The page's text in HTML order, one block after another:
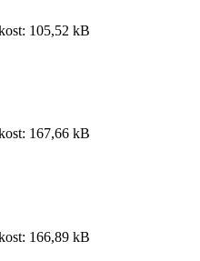
105,52 kB
167,66 kB
166,89 kB